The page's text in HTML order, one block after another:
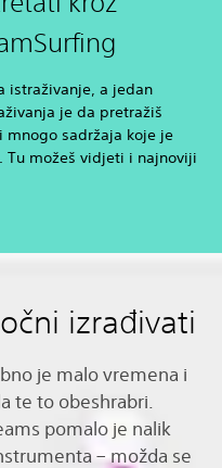
istraživanje, a jedan
je da pretražiš
mnogo sadržaja koje je
Tu možeš vidjeti i najnoviji
izrađivati
je malo vremena i
te to obeshrabri.
pomalo je nalik
– možda se